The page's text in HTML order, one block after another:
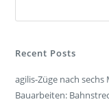
Recent Posts
agilis-Züge nach
Bauarbeiten: